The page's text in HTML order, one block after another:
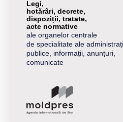
Legi,
hotărâri, decrete,
dispoziții, tratate,
acte normative
ale organelor centrale
de specialitate ale
publice, informații, anunțuri,
comunicate